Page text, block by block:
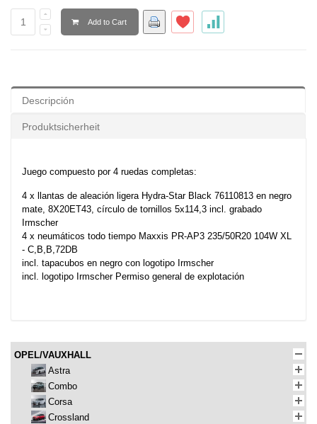
Add to Cart
Descripción
Produktsicherheit
Juego compuesto por 4 ruedas completas:
4 x llantas de aleación ligera Hydra-Star Black 76110813 en negro
mate, 8X20ET43, círculo de tornillos 5x114,3 incl. grabado
Irmscher
4 x neumáticos todo tiempo Maxxis PR-AP3 235/50R20 104W XL
- C,B,B,72DB
incl. tapacubos en negro con logotipo Irmscher
incl. logotipo Irmscher Permiso general de explotación
OPEL/VAUXHALL
Astra
Combo
Corsa
Crossland